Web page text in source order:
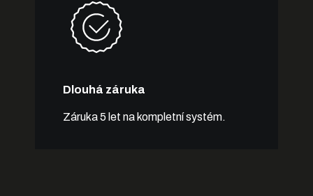
Dlouhá záruka
Záruka 5 let na kompletní systém.